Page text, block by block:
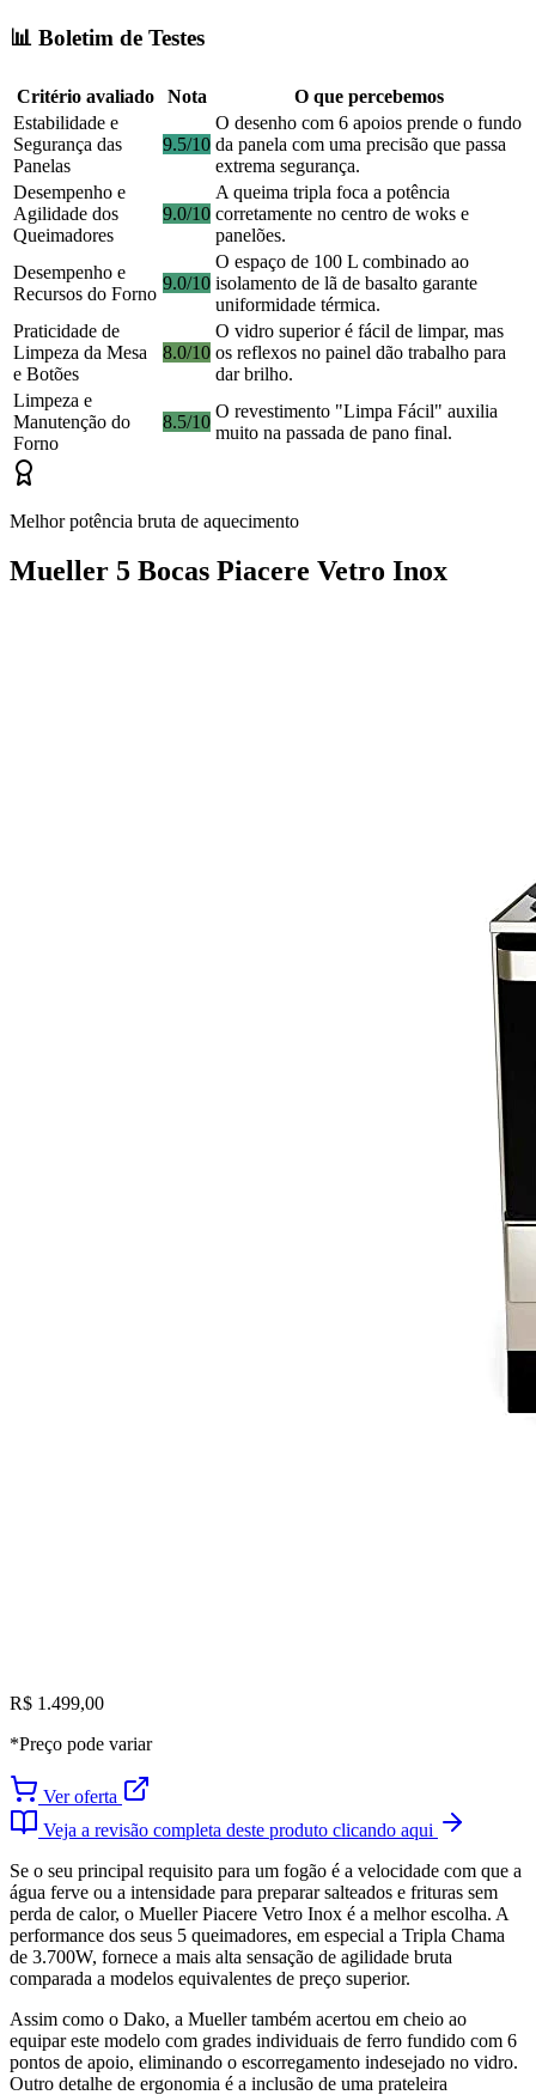
📊 Boletim de Testes
Critério avaliado Nota
O que percebemos
Estabilidade e
Segurança das
Panelas
9.5/10
O desenho com 6 apoios prende o fundo
da panela com uma precisão que passa
extrema segurança.
Desempenho e
Agilidade dos
Queimadores
9.0/10
A queima tripla foca a potência
corretamente no centro de woks e
panelões.
Desempenho e
Recursos do Forno
9.0/10
O espaço de 100 L combinado ao
isolamento de lã de basalto garante
uniformidade térmica.
Praticidade de
Limpeza da Mesa
e Botões
8.0/10
O vidro superior é fácil de limpar, mas
os reflexos no painel dão trabalho para
dar brilho.
Limpeza e
Manutenção do
Forno
8.5/10
O revestimento "Limpa Fácil" auxilia
muito na passada de pano final.
Melhor potência bruta de aquecimento
Mueller 5 Bocas Piacere Vetro Inox
R$ 1.499,00
*Preço pode variar
Ver oferta
Veja a revisão completa deste produto clicando aqui
Se o seu principal requisito para um fogão é a velocidade com que a
água ferve ou a intensidade para preparar salteados e frituras sem
perda de calor, o Mueller Piacere Vetro Inox é a melhor escolha. A
performance dos seus 5 queimadores, em especial a Tripla Chama
de 3.700W, fornece a mais alta sensação de agilidade bruta
comparada a modelos equivalentes de preço superior.
Assim como o Dako, a Mueller também acertou em cheio ao
equipar este modelo com grades individuais de ferro fundido com 6
pontos de apoio, eliminando o escorregamento indesejado no vidro.
Outro detalhe de ergonomia é a inclusão de uma prateleira